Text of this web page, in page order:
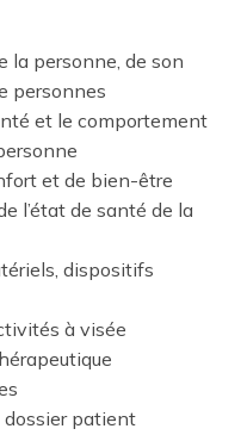
la personne, de son
personnes
et le comportement
et de bien-être
l’état de santé de la
dispositifs
à visée
dossier patient